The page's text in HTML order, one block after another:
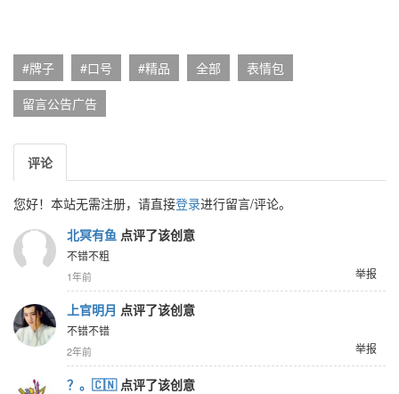
#牌子 #口号 #精品 全部
表情包
留言公告广告
评论
您好！本站无需注册，请直接登录进行留言/评论。
北冥有鱼 点评了该创意
不错不粗
举报
1年前
上官明月 点评了该创意
不错不错
举报
2年前
？。🇨🇳点评了该创意